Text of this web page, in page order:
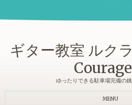
ギター教室 ルク
Courage
ゆったりできる駐車場完備の
MENU